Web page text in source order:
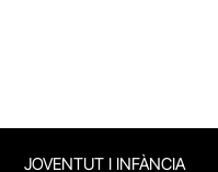
JOVENTUT I INFÀNCIA